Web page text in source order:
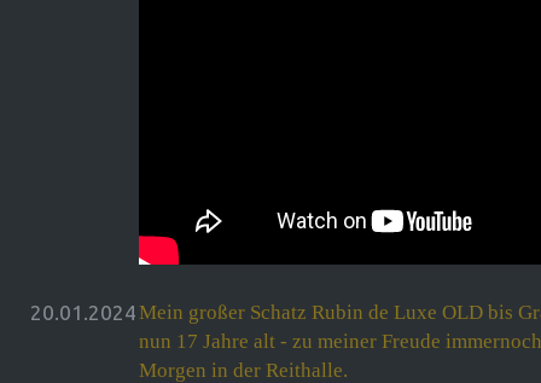
20.01.2024 Mein großer Schatz Rubin de Luxe OLD bis
nun 17 Jahre alt - zu meiner Freude
Morgen in der Reithalle.